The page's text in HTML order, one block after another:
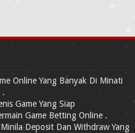
Online Yang Banyak Di Minati
.
Game Yang Siap
Game Betting Online .
Deposit Dan Withdraw Yang